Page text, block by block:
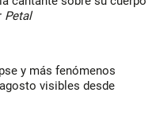
Petal
y más fenómenos
visibles desde